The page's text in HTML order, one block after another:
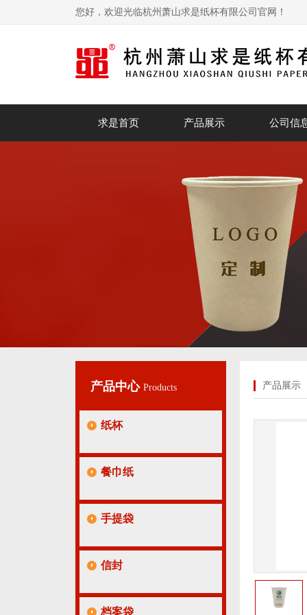
您好，欢迎光临杭州萧山求是纸杯有限公司官网！
求是首页 产品展示 公司信
产品中心 Products
纸杯
餐巾纸
手提袋
信封
档案袋
产品展示